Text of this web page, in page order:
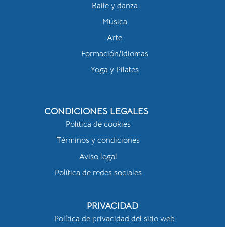
Baile y danza
Música
Arte
Formación/Idiomas
Yoga y Pilates
CONDICIONES LEGALES
Política de cookies
Términos y condiciones
Aviso legal
Política de redes sociales
PRIVACIDAD
Política de privacidad del sitio web